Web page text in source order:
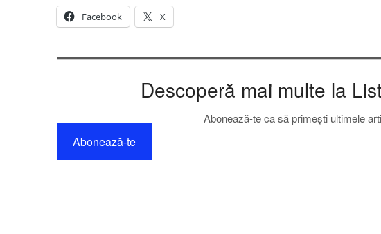
Facebook
X
Descoperă mai multe la
Abonează-te ca să primești ultimele
Abonează-te